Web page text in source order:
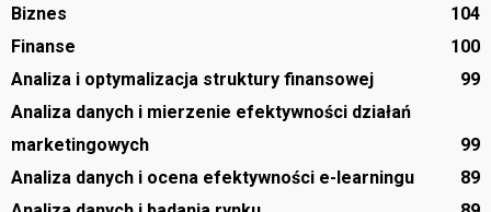
Biznes
104
Finanse
100
Analiza i optymalizacja struktury finansowej
99
Analiza danych i mierzenie efektywności działań
marketingowych
99
Analiza danych i ocena efektywności e-learningu
89